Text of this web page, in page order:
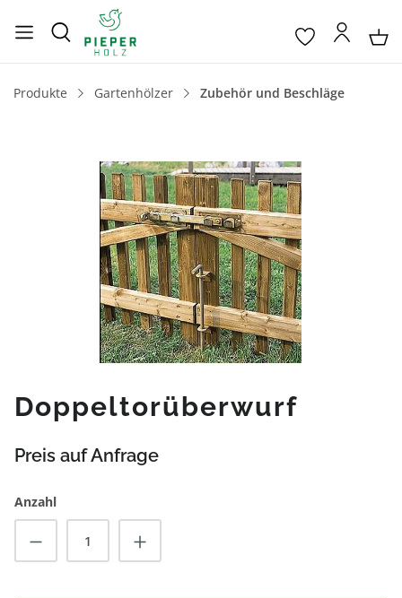
Produkte Gartenhölzer Zubehör und Beschläge
Bildergalerie überspringen
Doppeltorüberwurf
Preis auf Anfrage
Anzahl
Produkt Anzahl: Gib den gewünschten